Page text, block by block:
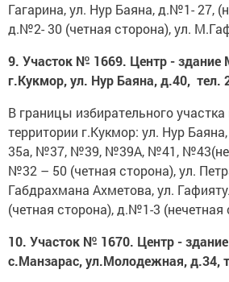
Гагарина, ул. Нур Баяна, д.№1- 27,
д.№2- 30 (четная сторона), ул.
9. Участок № 1669. Центр -
г.Кукмор, ул. Нур Баяна, д.40, тел.
В границы избирательного участка
территории г.Кукмор: ул. Нур
35а, №37, №39, №39А, №41,
№32 – 50 (четная сторона), ул.
Габдрахмана Ахметова, ул.
(четная сторона), д.№1-3 (нечетная
10. Участок № 1670. Центр -
с.Манзарас, ул.Молодежная, д.34,